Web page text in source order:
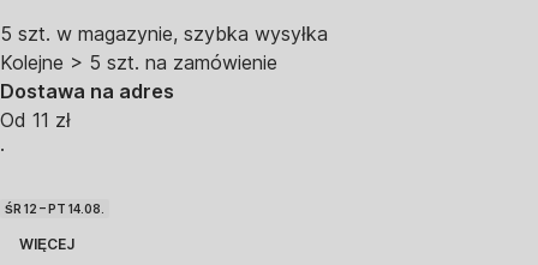
5 szt. w magazynie, szybka wysyłka
Kolejne > 5 szt. na zamówienie
Dostawa na adres
Od 11 zł
·
ŚR 12 – PT 14.08.
WIĘCEJ